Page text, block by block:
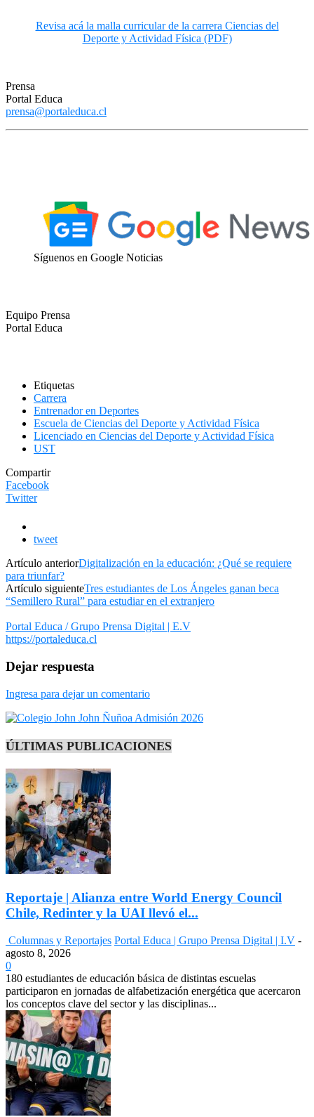
Revisa acá la malla curricular de la carrera Ciencias del
Deporte y Actividad Física (PDF)
Prensa
Portal Educa
prensa@portaleduca.cl
Síguenos en Google Noticias
Equipo Prensa
Portal Educa
Etiquetas
Carrera
Entrenador en Deportes
Escuela de Ciencias del Deporte y Actividad Física
Licenciado en Ciencias del Deporte y Actividad Física
UST
Compartir
Facebook
Twitter
tweet
Artículo anteriorDigitalización en la educación: ¿Qué se requiere
para triunfar?
Artículo siguienteTres estudiantes de Los Ángeles ganan beca
“Semillero Rural” para estudiar en el extranjero
Portal Educa / Grupo Prensa Digital | E.V
https://portaleduca.cl
Dejar respuesta
Ingresa para dejar un comentario
ÚLTIMAS PUBLICACIONES
Reportaje | Alianza entre World Energy Council
Chile, Redinter y la UAI llevó el...
Columnas y Reportajes Portal Educa | Grupo Prensa Digital | I.V -
agosto 8, 2026
0
180 estudiantes de educación básica de distintas escuelas
participaron en jornadas de alfabetización energética que acercaron
los conceptos clave del sector y las disciplinas...